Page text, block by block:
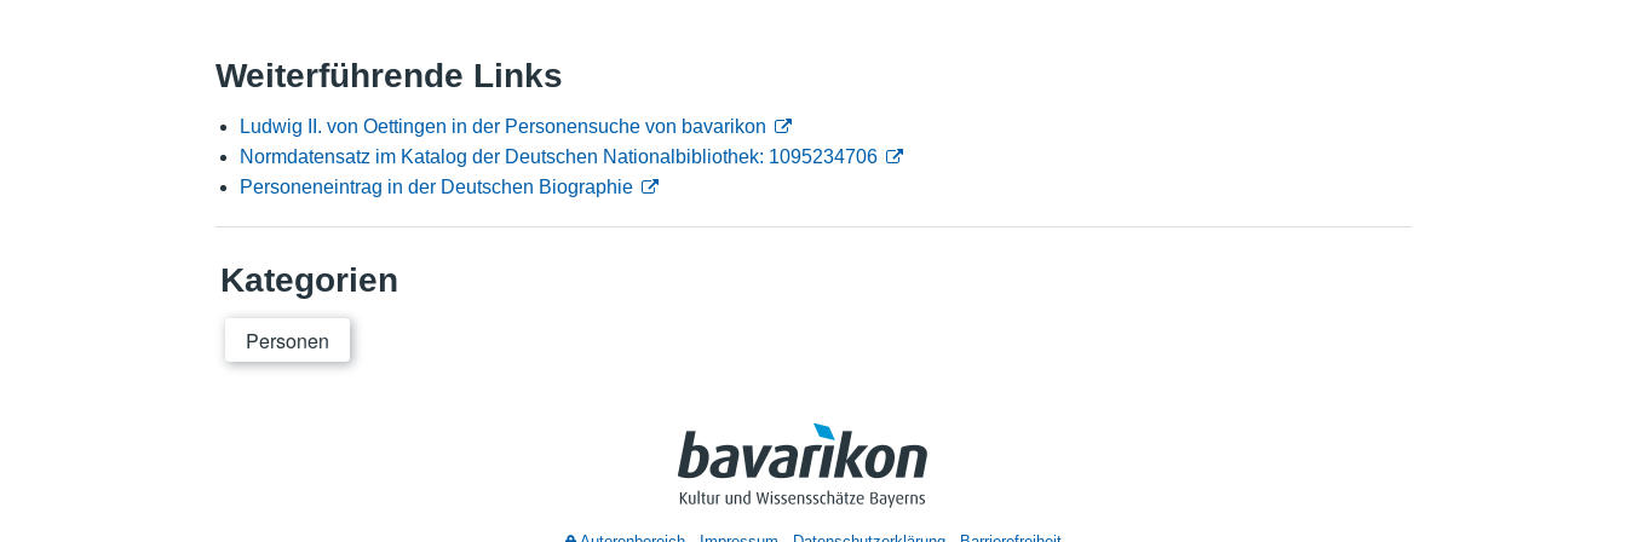
Weiterführende Links
Ludwig II. von Oettingen in der Personensuche von bavarikon
Normdatensatz im Katalog der Deutschen Nationalbibliothek: 1095234706
Personeneintrag in der Deutschen Biographie
Kategorien
Personen